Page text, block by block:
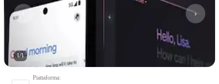
1/1
Piattaforma: